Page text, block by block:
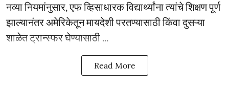
नव्या नियमांनुसार, एफ व्हिसाधारक विद्यार्थ्यांना त्यांचे शिक्षण पूर्ण
झाल्यानंतर अमेरिकेतून मायदेशी परतण्यासाठी किंवा दुसऱ्या
शाळेत ट्रान्स्फर घेण्यासाठी ...
Read More